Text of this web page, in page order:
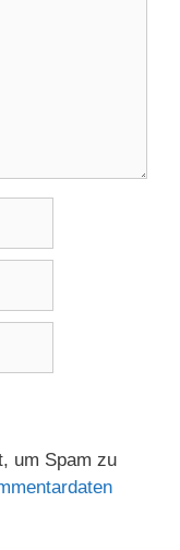
um Spam zu